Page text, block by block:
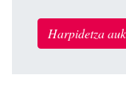
Harpidetza